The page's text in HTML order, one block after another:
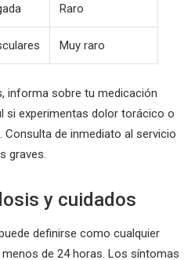
Raro
Muy raro
informa sobre tu medicación
si experimentas dolor torácico o
de inmediato al servicio
graves.
y cuidados
definirse como cualquier
de 24 horas. Los síntomas